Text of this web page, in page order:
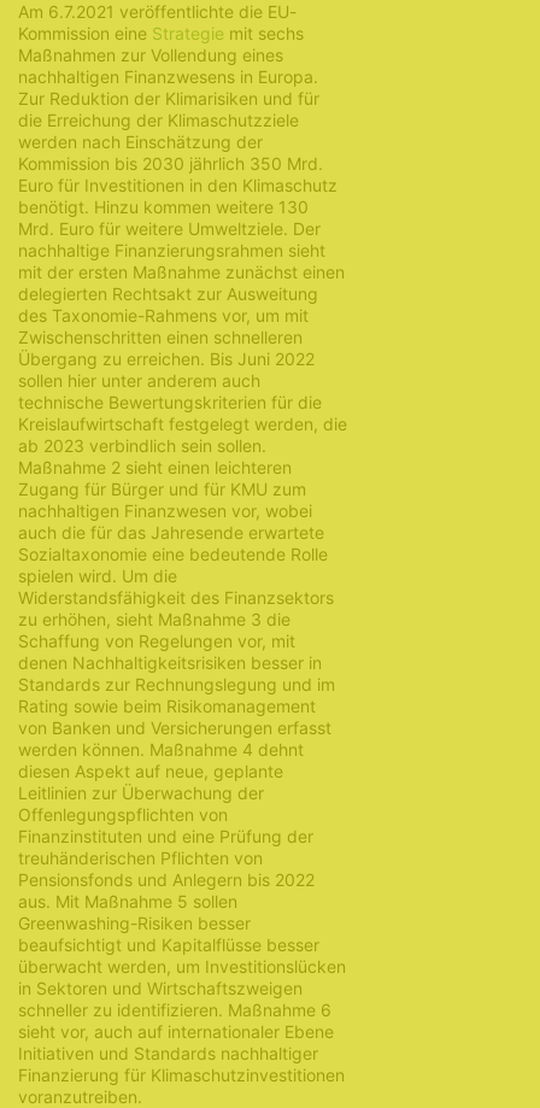
Am 6.7.2021 veröffentlichte die EU-
Kommission eine Strategie mit sechs
Maßnahmen zur Vollendung eines
nachhaltigen Finanzwesens in Europa.
Zur Reduktion der Klimarisiken und für
die Erreichung der Klimaschutzziele
werden nach Einschätzung der
Kommission bis 2030 jährlich 350 Mrd.
Euro für Investitionen in den Klimaschutz
benötigt. Hinzu kommen weitere 130
Mrd. Euro für weitere Umweltziele. Der
nachhaltige Finanzierungsrahmen sieht
mit der ersten Maßnahme zunächst einen
delegierten Rechtsakt zur Ausweitung
des Taxonomie-Rahmens vor, um mit
Zwischenschritten einen schnelleren
Übergang zu erreichen. Bis Juni 2022
sollen hier unter anderem auch
technische Bewertungskriterien für die
Kreislaufwirtschaft festgelegt werden, die
ab 2023 verbindlich sein sollen.
Maßnahme 2 sieht einen leichteren
Zugang für Bürger und für KMU zum
nachhaltigen Finanzwesen vor, wobei
auch die für das Jahresende erwartete
Sozialtaxonomie eine bedeutende Rolle
spielen wird. Um die
Widerstandsfähigkeit des Finanzsektors
zu erhöhen, sieht Maßnahme 3 die
Schaffung von Regelungen vor, mit
denen Nachhaltigkeitsrisiken besser in
Standards zur Rechnungslegung und im
Rating sowie beim Risikomanagement
von Banken und Versicherungen erfasst
werden können. Maßnahme 4 dehnt
diesen Aspekt auf neue, geplante
Leitlinien zur Überwachung der
Offenlegungspflichten von
Finanzinstituten und eine Prüfung der
treuhänderischen Pflichten von
Pensionsfonds und Anlegern bis 2022
aus. Mit Maßnahme 5 sollen
Greenwashing-Risiken besser
beaufsichtigt und Kapitalflüsse besser
überwacht werden, um Investitionslücken
in Sektoren und Wirtschaftszweigen
schneller zu identifizieren. Maßnahme 6
sieht vor, auch auf internationaler Ebene
Initiativen und Standards nachhaltiger
Finanzierung für Klimaschutzinvestitionen
voranzutreiben.